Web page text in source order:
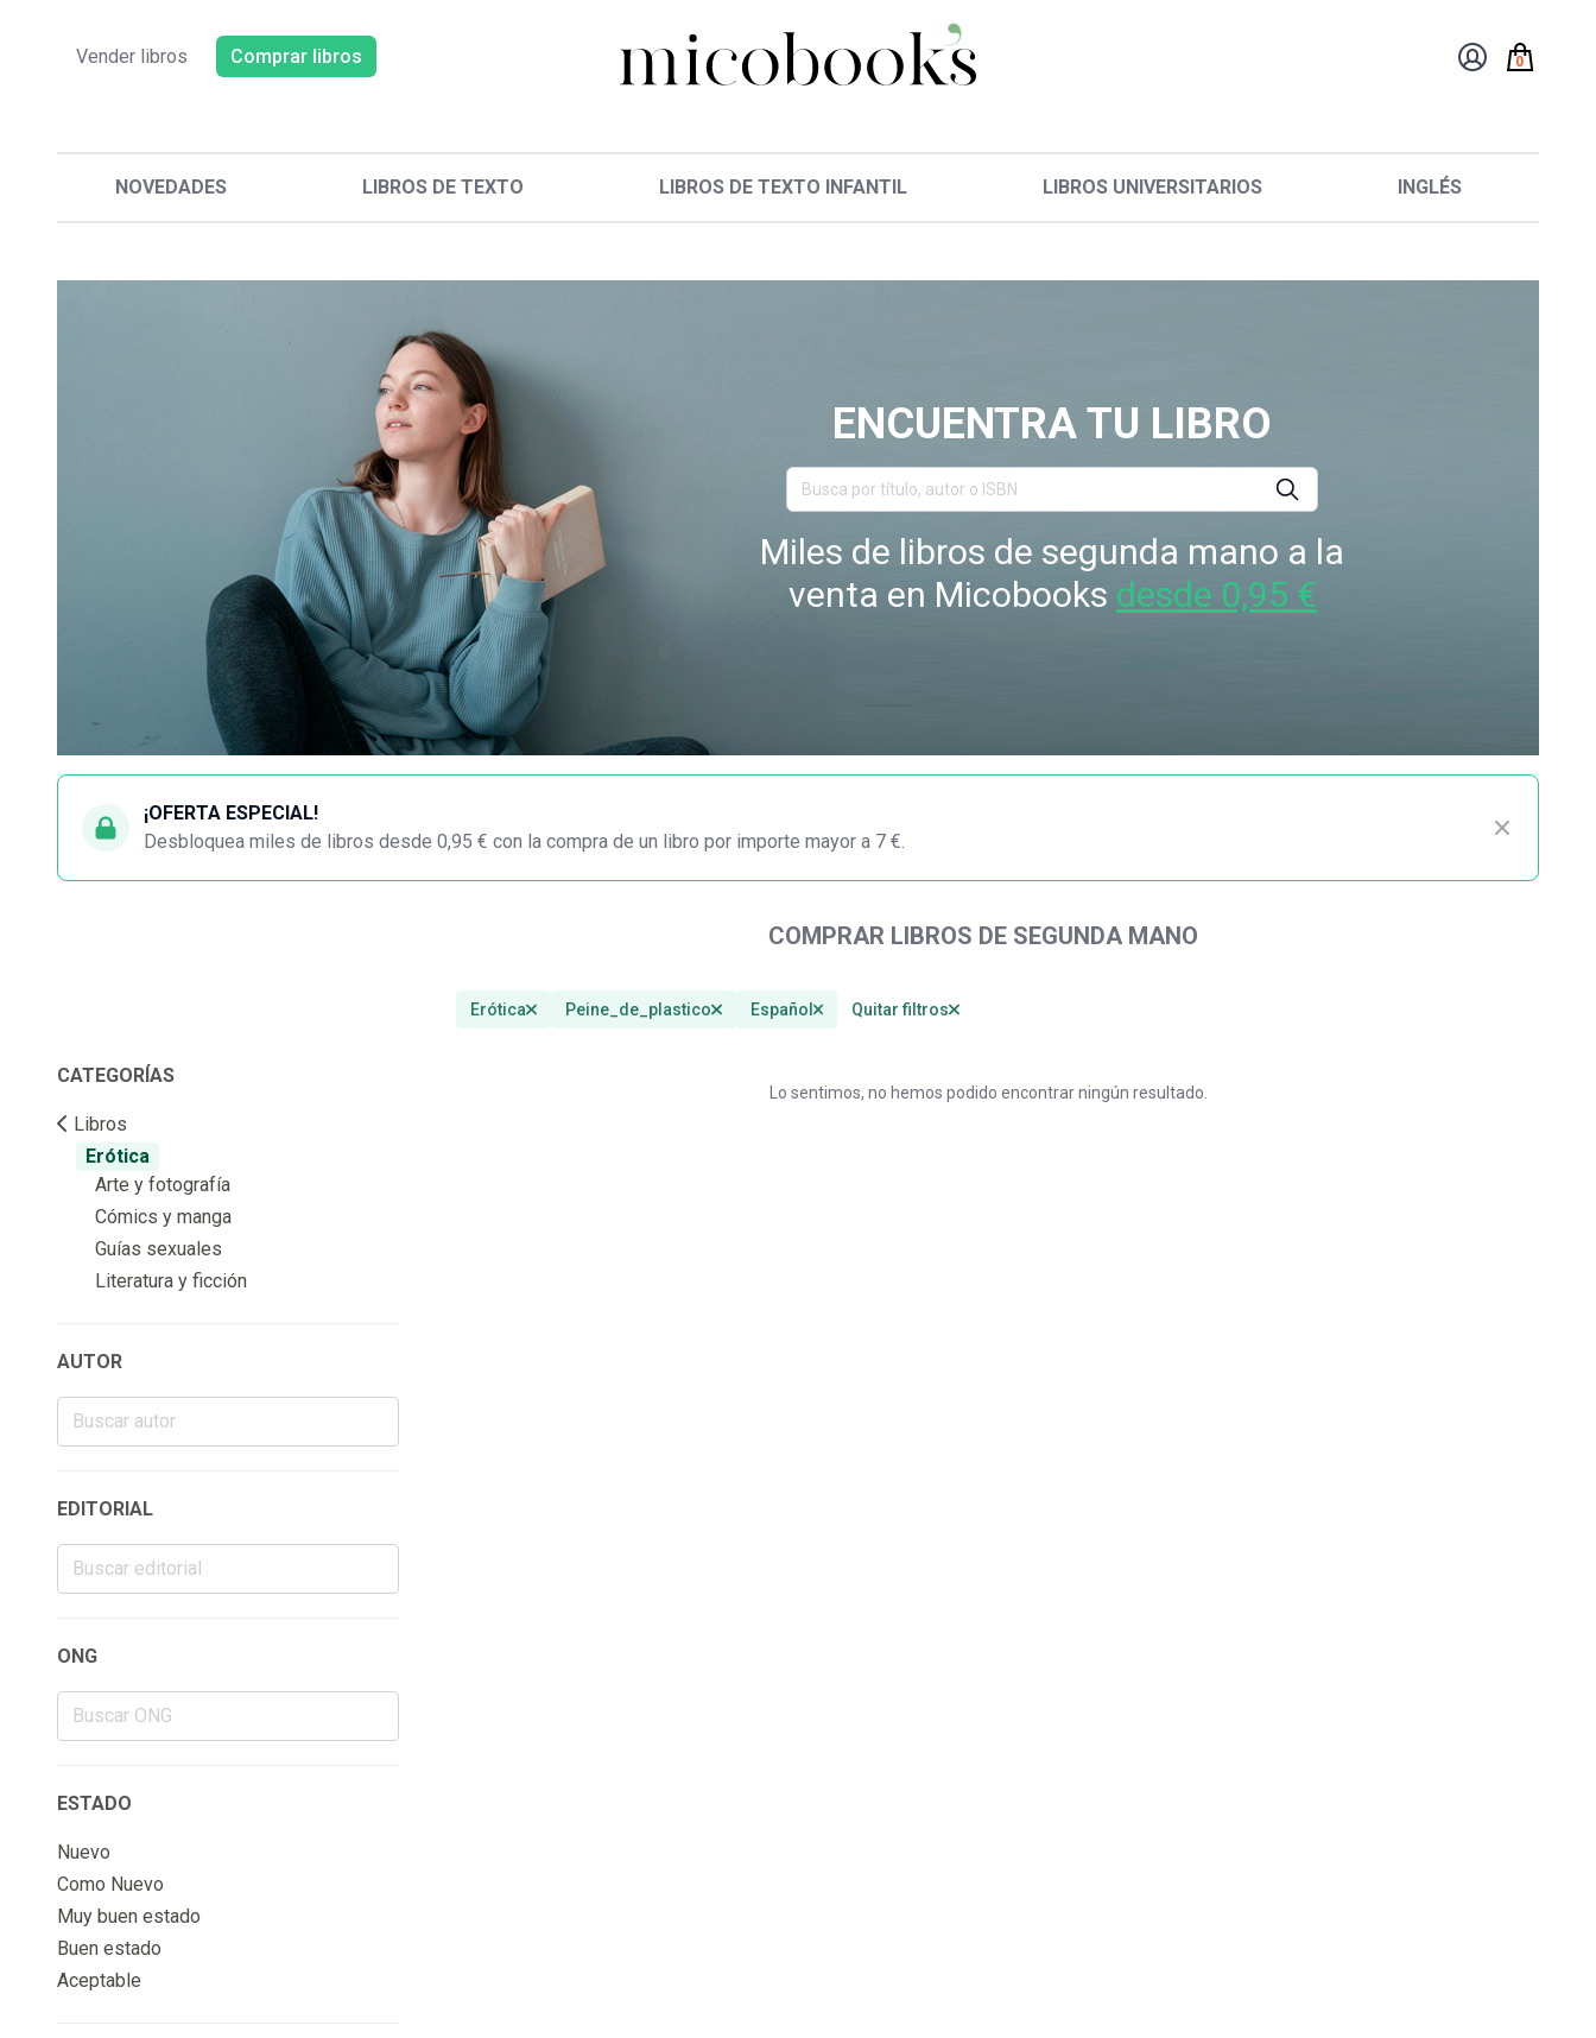
Vender libros Comprar libros 0
NOVEDADES LIBROS DE TEXTO LIBROS DE TEXTO INFANTIL LIBROS UNIVERSITARIOS INGLÉS
ENCUENTRA TU LIBRO
Miles de libros de segunda mano a la
venta en Micobooks desde 0,95 €
¡OFERTA ESPECIAL!
Desbloquea miles de libros desde 0,95 € con la compra de un libro por importe mayor a 7 €.
COMPRAR LIBROS DE SEGUNDA MANO
Erótica Peine_de_plastico Español Quitar filtros
CATEGORÍAS
Libros
Erótica
Arte y fotografía
Cómics y manga
Guías sexuales
Literatura y ficción
AUTOR
EDITORIAL
ONG
ESTADO
Nuevo
Como Nuevo
Muy buen estado
Buen estado
Aceptable
Lo sentimos, no hemos podido encontrar ningún resultado.